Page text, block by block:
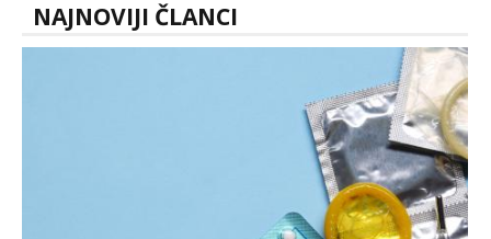
NAJNOVIJI ČLANCI